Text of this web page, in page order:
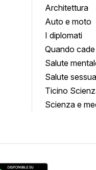
Architettura
Auto e moto
I diplomati
Quando
Salute
Salute
Ticino
Scienza e